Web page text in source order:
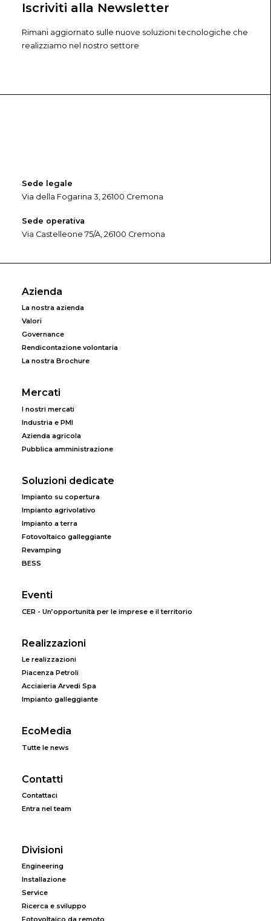
Iscriviti alla Newsletter
Rimani aggiornato sulle nuove soluzioni tecnologiche che
realizziamo nel nostro settore
Sede legale
Via della Fogarina 3, 26100 Cremona
Sede operativa
Via Castelleone 75/A, 26100 Cremona
Azienda
La nostra azienda
Valori
Governance
Rendicontazione volontaria
La nostra Brochure
Mercati
I nostri mercati
Industria e PMI
Azienda agricola
Pubblica amministrazione
Soluzioni dedicate
Impianto su copertura
Impianto agrivolativo
Impianto a terra
Fotovoltaico galleggiante
Revamping
BESS
Eventi
CER - Un’opportunità per le imprese e il territorio
Realizzazioni
Le realizzazioni
Piacenza Petroli
Acciaieria Arvedi Spa
Impianto galleggiante
EcoMedia
Tutte le news
Contatti
Contattaci
Entra nel team
Divisioni
Engineering
Installazione
Service
Ricerca e sviluppo